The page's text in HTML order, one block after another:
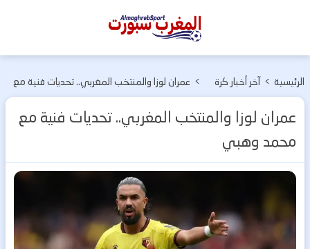
المغرب
الرئيسية > آخر أخبار كرة
> عمران لوزا والمنتخب المغربي.. تحديات فنية مع
عمران لوزا والمنتخب المغربي.. تحديات فنية مع
محمد وهبي